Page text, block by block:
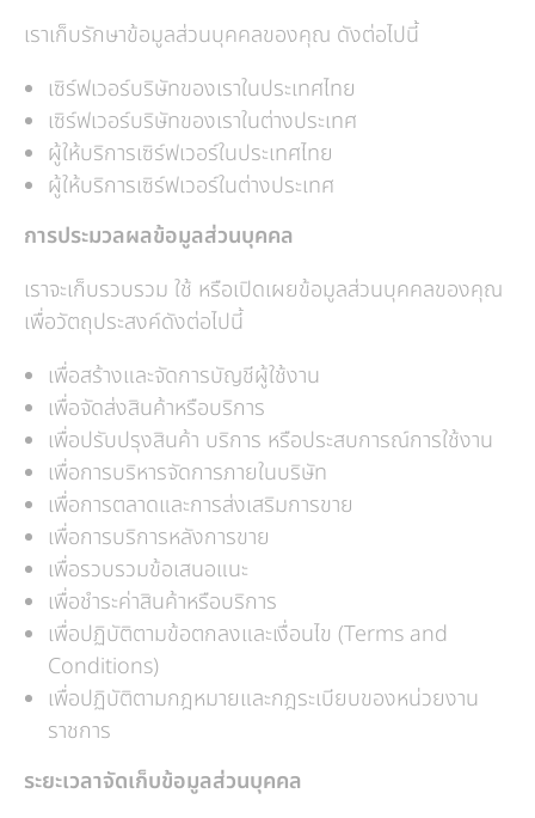
เราเก็บรักษาข้อมูลส่วนบุคคลของคุณ ดังต่อไปนี้
เซิร์ฟเวอร์บริษัทของเราในประเทศไทย
เซิร์ฟเวอร์บริษัทของเราในต่างประเทศ
ผู้ให้บริการเซิร์ฟเวอร์ในประเทศไทย
ผู้ให้บริการเซิร์ฟเวอร์ในต่างประเทศ
การประมวลผลข้อมูลส่วนบุคคล
เราจะเก็บรวบรวม ใช้ หรือเปิดเผยข้อมูลส่วนบุคคลของคุณ
เพื่อวัตถุประสงค์ดังต่อไปนี้
เพื่อสร้างและจัดการบัญชีผู้ใช้งาน
เพื่อจัดส่งสินค้าหรือบริการ
เพื่อปรับปรุงสินค้า บริการ หรือประสบการณ์การใช้งาน
เพื่อการบริหารจัดการภายในบริษัท
เพื่อการตลาดและการส่งเสริมการขาย
เพื่อการบริการหลังการขาย
เพื่อรวบรวมข้อเสนอแนะ
เพื่อชำระค่าสินค้าหรือบริการ
เพื่อปฏิบัติตามข้อตกลงและเงื่อนไข (Terms and
Conditions)
เพื่อปฏิบัติตามกฎหมายและกฎระเบียบของหน่วยงาน
ราชการ
ระยะเวลาจัดเก็บข้อมูลส่วนบุคคล